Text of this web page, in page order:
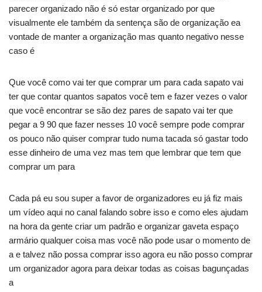
parecer organizado não é só estar organizado por que
visualmente ele também da sentença são de organização ea
vontade de manter a organização mas quanto negativo nesse
caso é
Que você como vai ter que comprar um para cada sapato vai
ter que contar quantos sapatos você tem e fazer vezes o valor
que você encontrar se são dez pares de sapato vai ter que
pegar a 9 90 que fazer nesses 10 você sempre pode comprar
os pouco não quiser comprar tudo numa tacada só gastar todo
esse dinheiro de uma vez mas tem que lembrar que tem que
comprar um para
Cada pá eu sou super a favor de organizadores eu já fiz mais
um vídeo aqui no canal falando sobre isso e como eles ajudam
na hora da gente criar um padrão e organizar gaveta espaço
armário qualquer coisa mas você não pode usar o momento de
a e talvez não possa comprar isso agora eu não posso comprar
um organizador agora para deixar todas as coisas bagunçadas
a